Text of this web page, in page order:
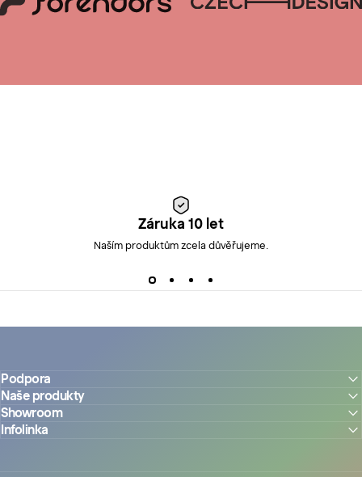
Záruka 10 let
Naším produktům zcela důvěřujeme.
Podpora
Naše produkty
Showroom
Infolinka